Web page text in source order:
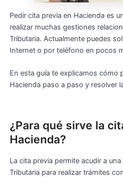
Pedir cita previa en Hacienda es
realizar muchas gestiones
Tributaria. Actualmente puedes
Internet o por teléfono en pocos
En esta guía te explicamos cómo
Hacienda paso a paso y resolver
¿Para qué sirve la
Hacienda?
La cita previa permite acudir a
Tributaria para realizar trámites